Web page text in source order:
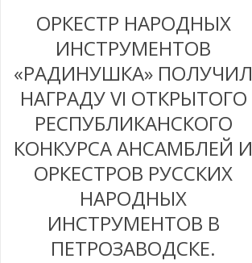
ОРКЕСТР НАРОДНЫХ
ИНСТРУМЕНТОВ
«РАДИНУШКА» ПОЛУЧИЛ
НАГРАДУ VI ОТКРЫТОГО
РЕСПУБЛИКАНСКОГО
КОНКУРСА АНСАМБЛЕЙ И
ОРКЕСТРОВ РУССКИХ
НАРОДНЫХ
ИНСТРУМЕНТОВ В
ПЕТРОЗАВОДСКЕ.